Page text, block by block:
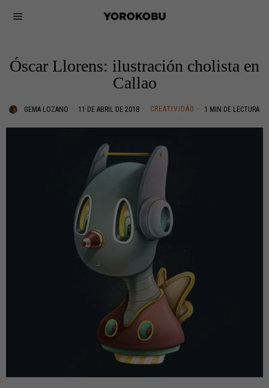
Óscar Llorens: ilustración cholista en
Callao
GEMA LOZANO 11 DE ABRIL DE 2018 CREATIVIDAD 1 MIN DE LECTURA